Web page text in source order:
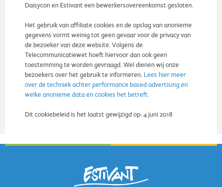
Daisycon en Estivant een bewerkersovereenkomst gesloten.
Het gebruik van affiliate cookies en de opslag van anonieme
gegevens vormt weinig tot geen gevaar voor de privacy van
de bezoeker van deze website. Volgens de
Telecommunicatiewet hoeft hiervoor dan ook geen
toestemming te worden gevraagd. Wel dienen wij onze
bezoekers over het gebruik te informeren. Lees hier meer
over de techniek achter performance based advertising en
welke anonieme data en cookies het betreft.
Dit cookiebeleid is het laatst gewijzigd op: 4 juni 2018